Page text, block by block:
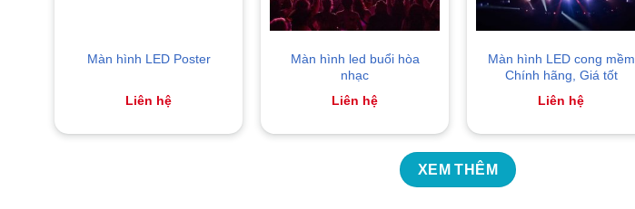
Màn hình LED Poster
Liên hệ
Màn hình led buổi hòa
nhạc
Liên hệ
Màn hình LED cong mềm
Chính hãng, Giá tốt
Liên hệ
XEM THÊM